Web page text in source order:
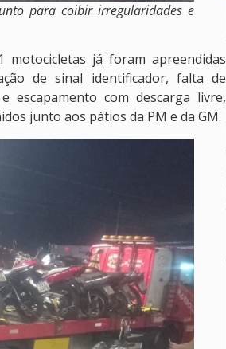
para coibir irregularidades e
motocicletas já foram apreendidas
de sinal identificador, falta de
escapamento com descarga livre,
junto aos pátios da PM e da GM.